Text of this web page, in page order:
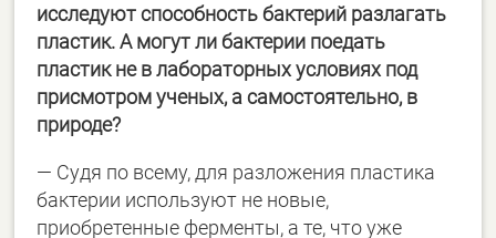
исследуют способность бактерий разлагать
пластик. А могут ли бактерии поедать
пластик не в лабораторных условиях под
присмотром ученых, а самостоятельно, в
природе?
― Судя по всему, для разложения пластика
бактерии используют не новые,
приобретенные ферменты, а те, что уже